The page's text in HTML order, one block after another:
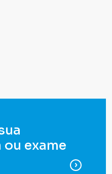
exame
para